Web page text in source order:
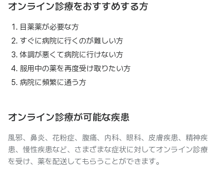
オンライン診療をおすすめする方
目薬薬が必要な方
すぐに病院に行くのが難しい方
体調が悪くて病院に行けない方
服用中の薬を再度受け取りたい方
病院に頻繁に通う方
オンライン診療が可能な疾患
風邪、鼻炎、花粉症、腹痛、内科、眼科、皮膚疾患、精神疾
患、慢性疾患など、さまざまな症状に対してオンライン診療
を受け、薬を配送してもらうことができます。